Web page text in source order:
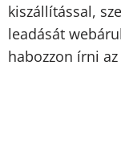
kiszállítással,
leadását
habozzon írni az